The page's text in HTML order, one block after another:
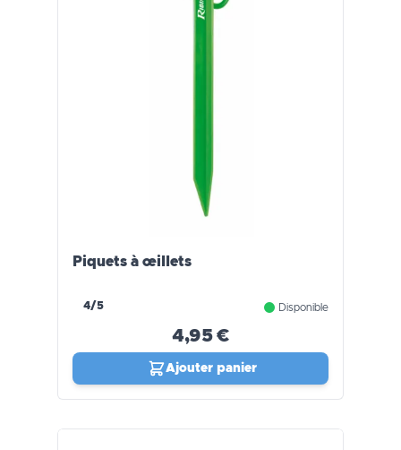
Piquets à œillets
4/5 Disponible
4,95 €
Ajouter panier